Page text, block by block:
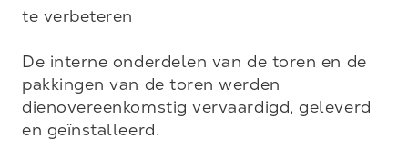
te verbeteren
De interne onderdelen van de toren en de
pakkingen van de toren werden
dienovereenkomstig vervaardigd, geleverd
en geïnstalleerd.